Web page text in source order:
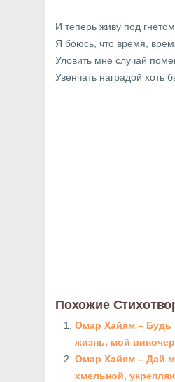
И теперь живу под
Я боюсь, что время,
Уловить мне случай
Увенчать наградой хоть
Похожие
Омар Хайям – Будь
жизнь, мой
Омар Хайям – Дай
хмельной,